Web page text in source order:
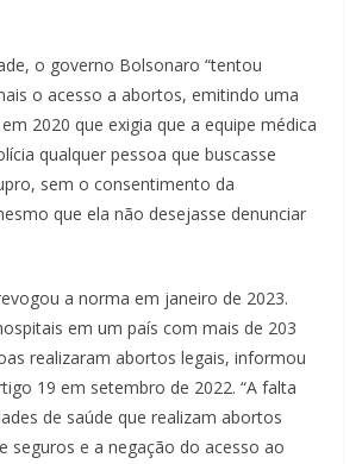
o governo Bolsonaro “tentou
o acesso a abortos, emitindo uma
2020 que exigia que a equipe médica
qualquer pessoa que buscasse
sem o consentimento da
que ela não desejasse denunciar
a norma em janeiro de 2023.
em um país com mais de 203
realizaram abortos legais, informou
19 em setembro de 2022. “A falta
de saúde que realizam abortos
seguros e a negação do acesso ao